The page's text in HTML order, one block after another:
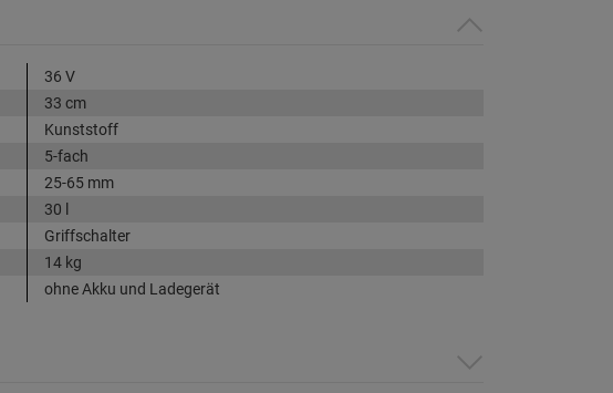
36 V
33 cm
Kunststoff
5-fach
25-65 mm
30 l
Griffschalter
14 kg
ohne Akku und Ladegerät